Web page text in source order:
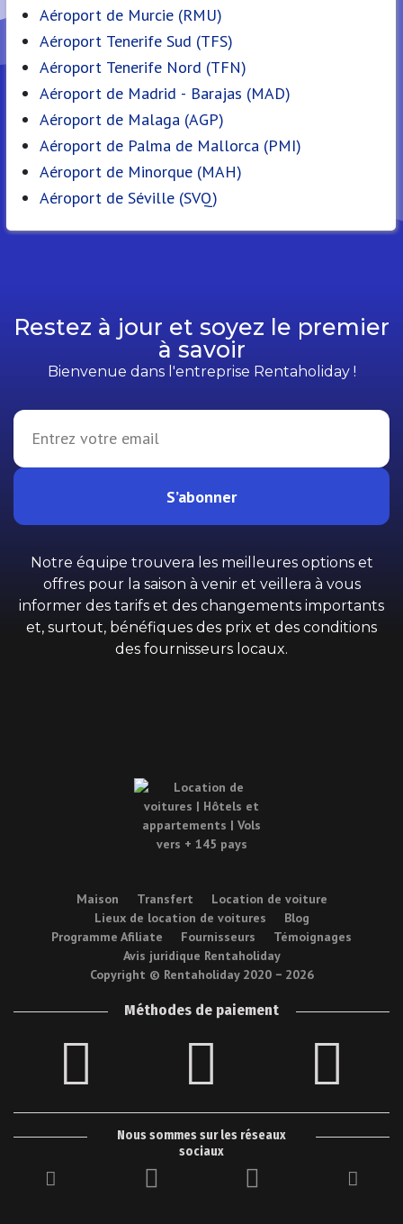
Aéroport de Murcie (RMU)
Aéroport Tenerife Sud (TFS)
Aéroport Tenerife Nord (TFN)
Aéroport de Madrid - Barajas (MAD)
Aéroport de Malaga (AGP)
Aéroport de Palma de Mallorca (PMI)
Aéroport de Minorque (MAH)
Aéroport de Séville (SVQ)
Restez à jour et soyez le premier
à savoir
Bienvenue dans l'entreprise Rentaholiday !
S’abonner
Notre équipe trouvera les meilleures options et
offres pour la saison à venir et veillera à vous
informer des tarifs et des changements importants
et, surtout, bénéfiques des prix et des conditions
des fournisseurs locaux.
Maison Transfert
Location de voiture
Lieux de location de voitures
Blog
Programme Afiliate
Fournisseurs
Témoignages
Avis juridique Rentaholiday
Copyright © Rentaholiday 2020 − 2026
Méthodes de paiement
Nous sommes sur les réseaux
sociaux